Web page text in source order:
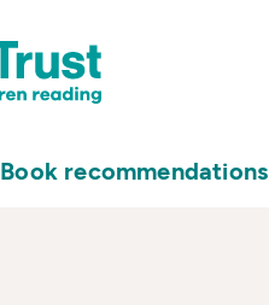
Book recommendations